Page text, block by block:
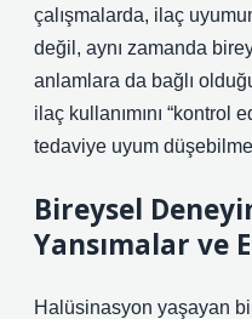
çalışmalarda, ilaç
değil, aynı zamanda
anlamlara da bağlı
ilaç kullanımını “kontrol
tedaviye uyum
Bireysel
Yansımalar ve
Halüsinasyon yaşayan